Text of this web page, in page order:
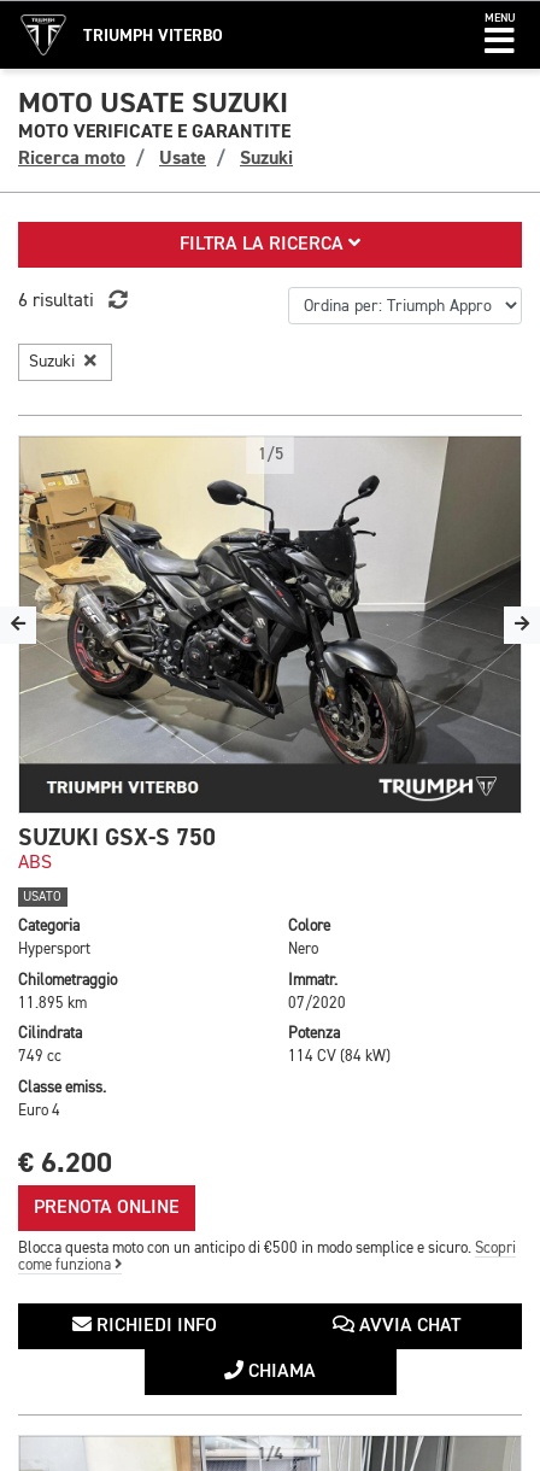
TRIUMPH VITERBO
MENU
MOTO USATE SUZUKI
MOTO VERIFICATE E GARANTITE
Ricerca moto
Usate Suzuki
FILTRA LA RICERCA
6 risultati
Suzuki
1/5
SUZUKI GSX-S 750
ABS
USATO
Categoria
Hypersport
Colore
Nero
Chilometraggio
11.895 km
Immatr.
07/2020
Cilindrata
749 cc
Potenza
114 CV (84 kW)
Classe emiss.
Euro 4
€ 6.200
PRENOTA ONLINE
Blocca questa moto con un anticipo di €500 in modo semplice e sicuro. Scopri
come funziona
RICHIEDI INFO AVVIA CHAT
CHIAMA
1/4